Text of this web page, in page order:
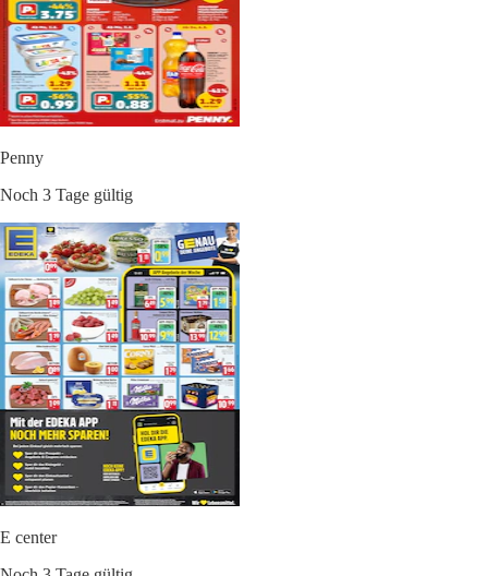
Penny
Noch 3 Tage gültig
E center